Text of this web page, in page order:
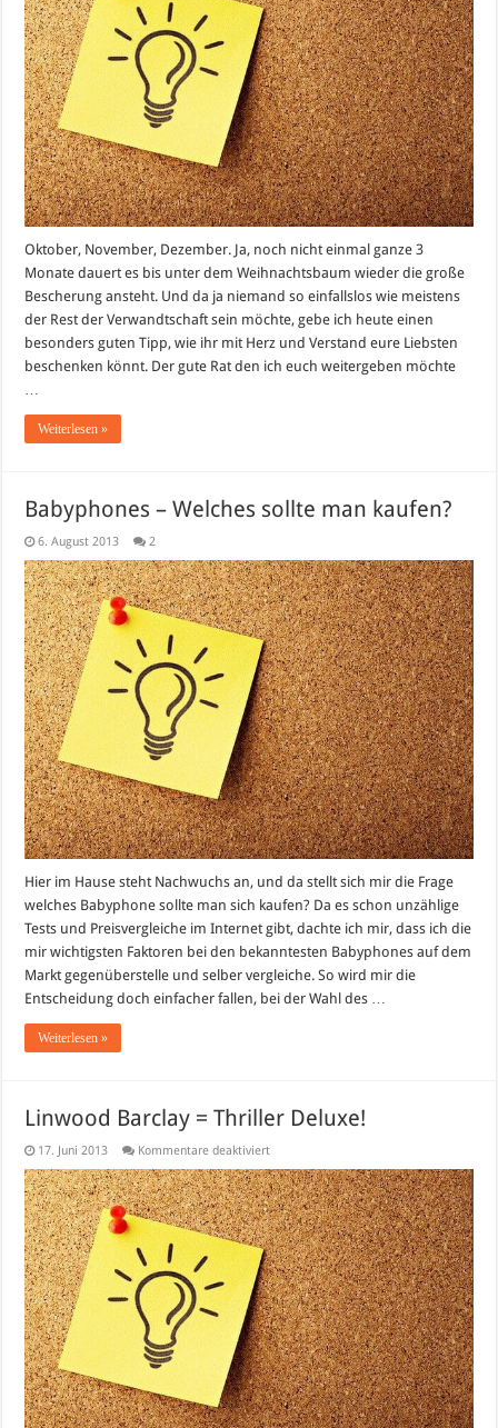
Oktober, November, Dezember. Ja, noch nicht einmal ganze 3
Monate dauert es bis unter dem Weihnachtsbaum wieder die große
Bescherung ansteht. Und da ja niemand so einfallslos wie meistens
der Rest der Verwandtschaft sein möchte, gebe ich heute einen
besonders guten Tipp, wie ihr mit Herz und Verstand eure Liebsten
beschenken könnt. Der gute Rat den ich euch weitergeben möchte
…
Weiterlesen »
Babyphones – Welches sollte man kaufen?
6. August 2013 2
Hier im Hause steht Nachwuchs an, und da stellt sich mir die Frage
welches Babyphone sollte man sich kaufen? Da es schon unzählige
Tests und Preisvergleiche im Internet gibt, dachte ich mir, dass ich die
mir wichtigsten Faktoren bei den bekanntesten Babyphones auf dem
Markt gegenüberstelle und selber vergleiche. So wird mir die
Entscheidung doch einfacher fallen, bei der Wahl des …
Weiterlesen »
Linwood Barclay = Thriller Deluxe!
17. Juni 2013 Kommentare deaktiviertfür
Barclay
=
Thriller
Deluxe!